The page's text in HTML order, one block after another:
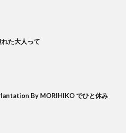
た大人って
By MORIHIKO でひと休み